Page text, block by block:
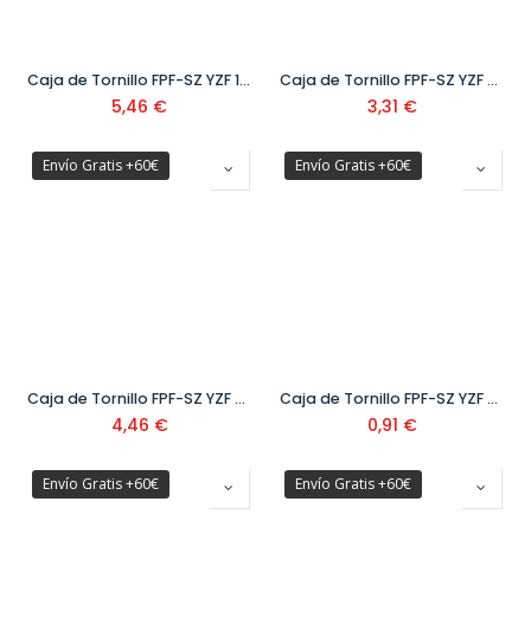
Caja de Tornillo FPF-SZ YZF 100
5,46 €
Caja de Tornillo FPF-SZ YZF 200
3,31 €
Envío Gratis +60€
Caja de Tornillo FPF-SZ YZF 300
4,46 €
Envío Gratis +60€
Caja de Tornillo FPF-SZ YZF BB1
0,91 €
Envío Gratis +60€ Envío Gratis +60€